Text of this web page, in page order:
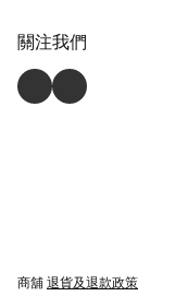
關注我們
商舖 退貨及退款政策